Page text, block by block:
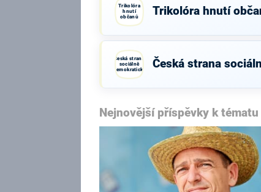
Trikolóra
hnutí
občanů
Trikolóra hnutí
Česká strana
sociálně
demokratická
Česká strana
Nejnovější příspěvky k tématu